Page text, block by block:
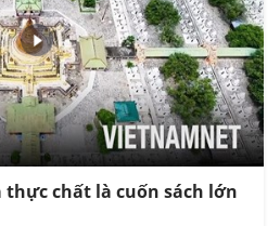
thực chất là cuốn sách lớn